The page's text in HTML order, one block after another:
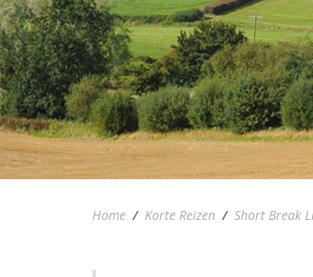
Home / Korte Reizen / Short Break